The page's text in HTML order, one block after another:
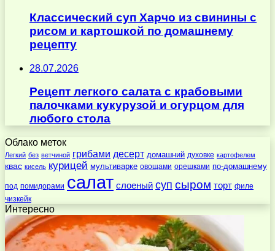
Классический суп Харчо из свинины с
рисом и картошкой по домашнему
рецепту
28.07.2026
Рецепт легкого салата с крабовыми
палочками кукурузой и огурцом для
любого стола
Облако меток
Легкий без ветчиной грибами десерт домашний духовке картофелем
квас кисель курицей мультиварке овощами орешками по-домашнему
под помидорами салат слоеный суп сыром торт филе
чизкейк
Интересно